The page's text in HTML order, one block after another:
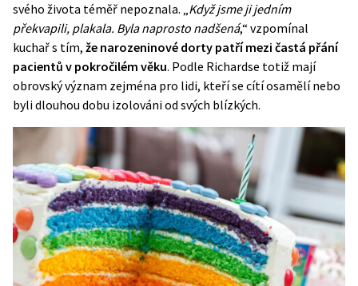
svého života téměř nepoznala. „Když jsme ji jedním
překvapili, plakala. Byla naprosto nadšená,“ vzpomínal
kuchař s tím, že narozeninové dorty patří mezi častá přání
pacientů v pokročilém věku. Podle Richardse totiž mají
obrovský význam zejména pro lidi, kteří se cítí osamělí nebo
byli dlouhou dobu izolováni od svých blízkých.